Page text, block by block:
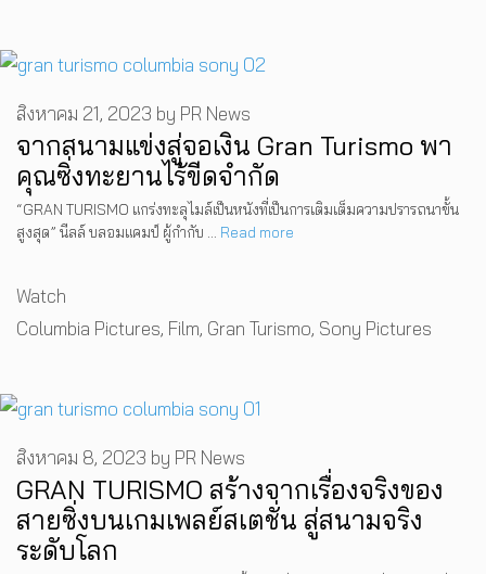
จากสนามแข่งสู่จอเงิน Gran Turismo พา
คุณซิ่งทะยานไร้ขีดจำกัด
สิงหาคม 21, 2023 by PR News
“GRAN TURISMO แกร่งทะลุไมล์เป็นหนังที่เป็นการเติมเต็มความปรารถนาขั้น
สูงสุด” นีลล์ บลอมแคมป์ ผู้กำกับ … Read more
Categories
Watch
Tags
Columbia Pictures, Film, Gran Turismo, Sony Pictures
GRAN TURISMO สร้างจากเรื่องจริงของ
สายซิ่งบนเกมเพลย์สเตชั่น สู่สนามจริง
ระดับโลก
สิงหาคม 8, 2023 by PR News